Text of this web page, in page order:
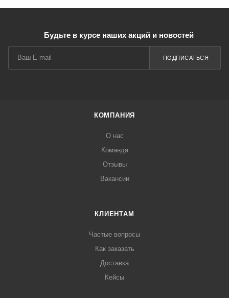
Будьте в курсе наших акций и новостей
ПОДПИСАТЬСЯ
КОМПАНИЯ
О нас
Команда
Отзывы
Вакансии
КЛИЕНТАМ
Частые вопросы
Как заказать
Доставка
Кейсы